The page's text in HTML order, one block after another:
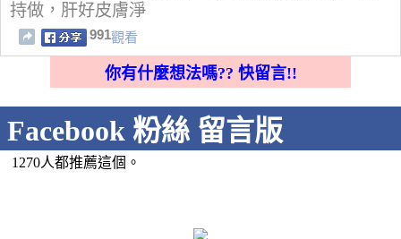
持做，肝好皮膚淨
991觀看
你有什麼想法嗎?? 快留言!!
Facebook 粉絲 留言版
1270人都推薦這個。